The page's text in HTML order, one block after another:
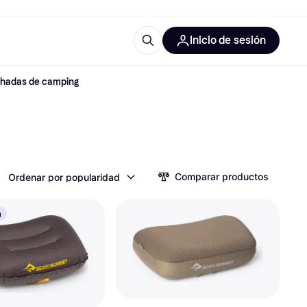
información
de oficina
categorías
Inicio de sesión
de camping
Ordenar por popularidad Comparar productos